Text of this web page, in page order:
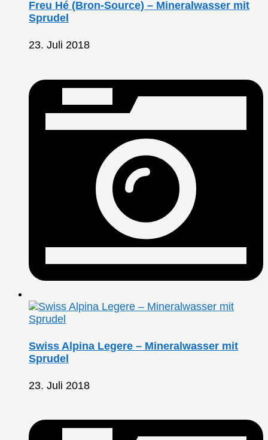
Freu Hé (Bron-Source) – Mineralwasser mit
Sprudel
23. Juli 2018
Swiss Alpina Legere – Mineralwasser mit
Sprudel
23. Juli 2018